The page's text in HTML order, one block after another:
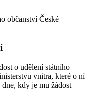
občanství České
o udělení státního
vnitra, které o ní
kdy je mu žádost